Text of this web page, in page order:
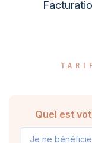
Quel est